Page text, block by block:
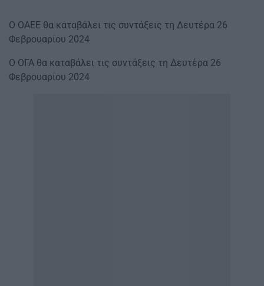
Ο ΟΑΕΕ θα καταβάλει τις συντάξεις τη Δευτέρα 26
Φεβρουαρίου 2024
Ο ΟΓΑ θα καταβάλει τις συντάξεις τη Δευτέρα 26
Φεβρουαρίου 2024